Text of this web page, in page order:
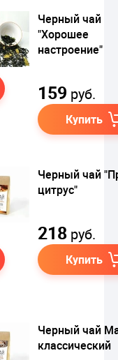
Черный чай
"Хорошее
настроение"
159 руб.
Купить
Черный чай
цитрус"
218 руб.
Купить
Черный чай
классический